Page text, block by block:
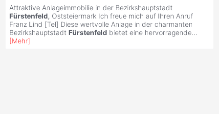
Attraktive Anlageimmobilie in der Bezirkshauptstadt
Fürstenfeld, Oststeiermark Ich freue mich auf Ihren Anruf
Franz Lind [Tel] Diese wertvolle Anlage in der charmanten
Bezirkshauptstadt Fürstenfeld bietet eine hervorragende...
[Mehr]